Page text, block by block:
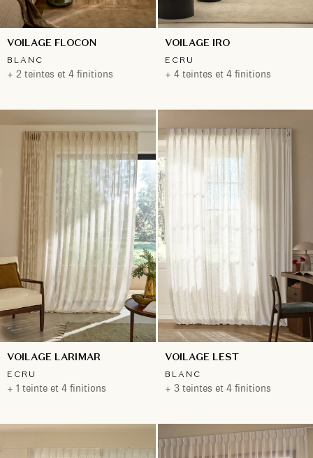
VOILAGE FLOCON
BLANC
+ 2 teintes et 4 finitions
VOILAGE IRO
ECRU
+ 4 teintes et 4 finitions
VOILAGE LARIMAR
ECRU
+ 1 teinte et 4 finitions
VOILAGE LEST
BLANC
+ 3 teintes et 4 finitions